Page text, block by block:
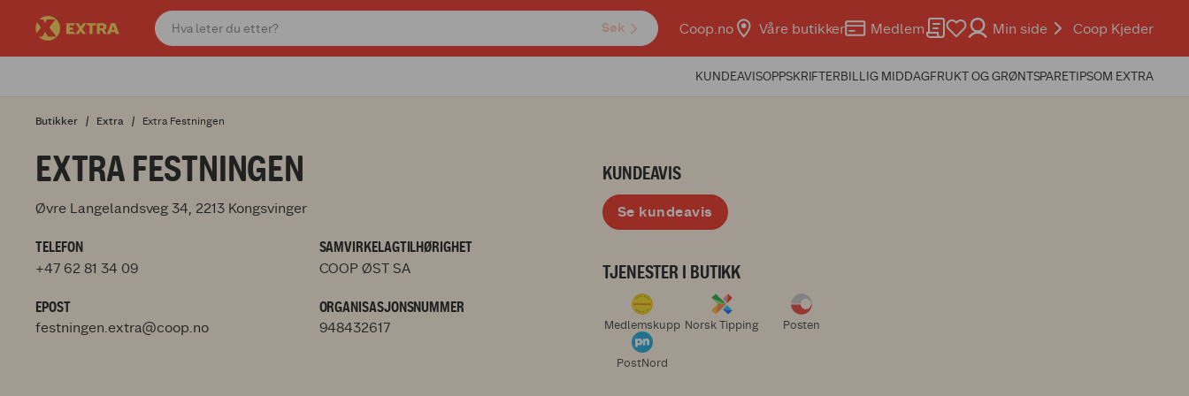
Søk Coop.no Våre butikker Medlem Min side Coop Kjeder
KUNDEAVISOPPSKRIFTERBILLIG MIDDAGFRUKT OG GRØNTSPARETIPSOM EXTRA
Butikker Extra Extra Festningen
EXTRA FESTNINGEN
Øvre Langelandsveg 34, 2213 Kongsvinger
TELEFON
+47 62 81 34 09
EPOST
festningen.extra@coop.no
SAMVIRKELAGTILHØRIGHET
COOP ØST SA
ORGANISASJONSNUMMER
948432617
KUNDEAVIS
Se kundeavis
TJENESTER I BUTIKK
Medlemskupp Norsk Tipping Posten
PostNord